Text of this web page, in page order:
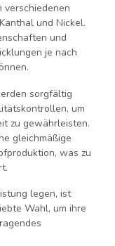
verschiedenen
und Nickel.
und
je nach
sorgfältig
um
zu gewährleisten.
gleichmäßige
was zu
legen, ist
Wahl, um ihre